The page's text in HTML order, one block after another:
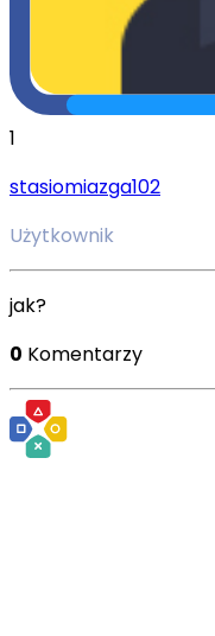
1
stasiomiazga102
Użytkownik
jak?
0 Komentarzy